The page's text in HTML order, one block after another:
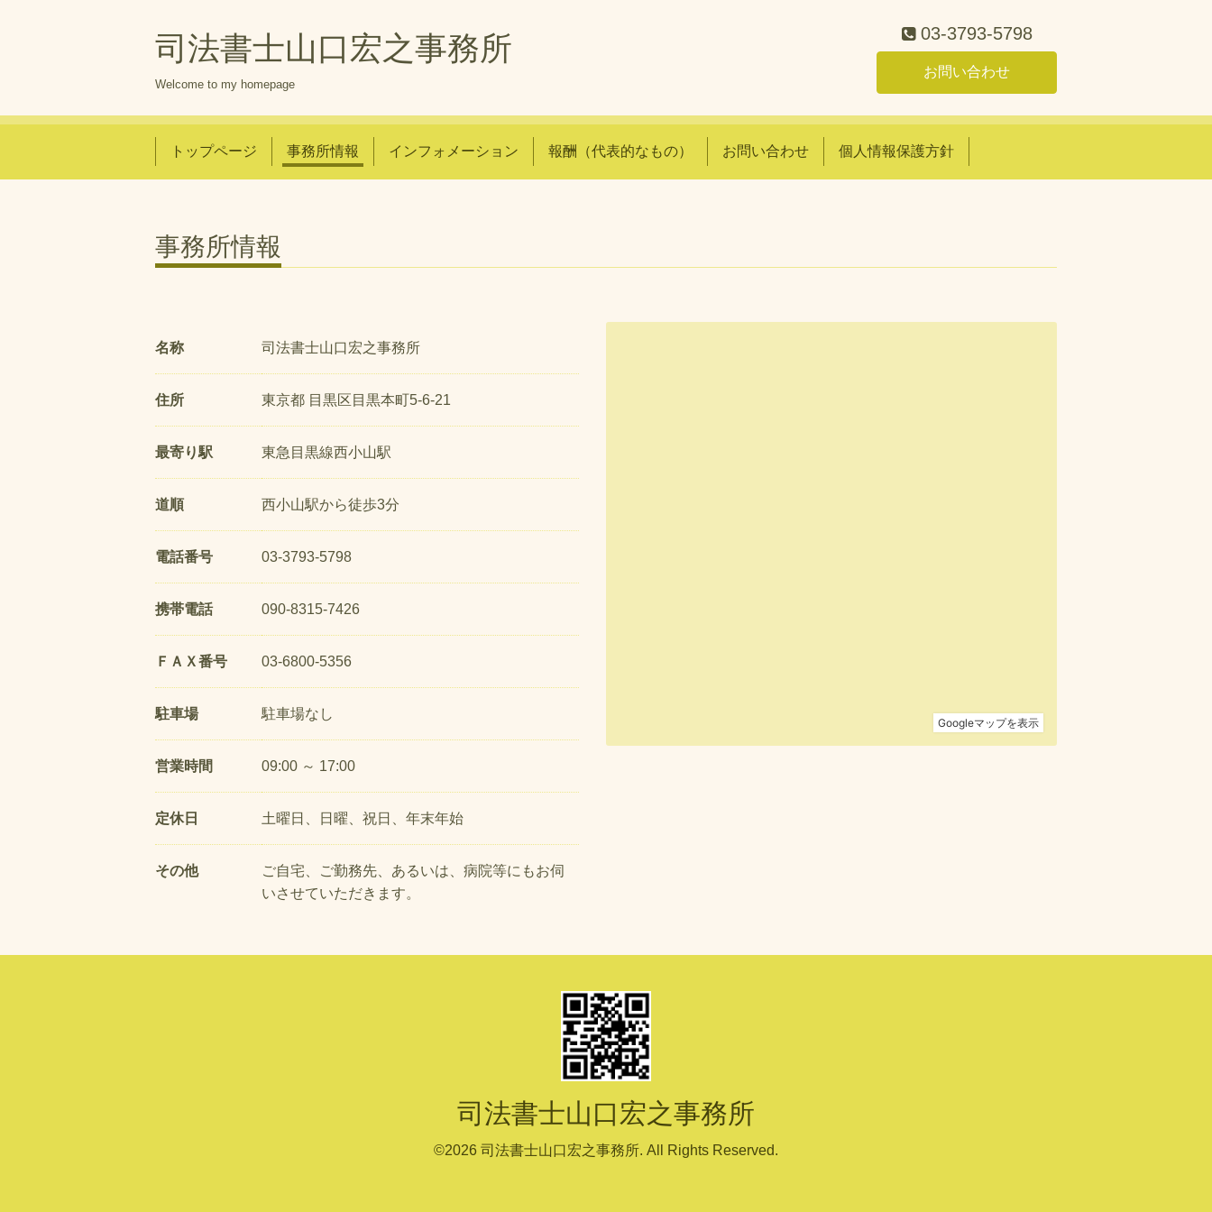
司法書士山口宏之事務所
Welcome to my homepage
03-3793-5798
お問い合わせ
トップページ 事務所情報 インフォメーション 報酬（代表的なもの） お問い合わせ 個人情報保護方針
事務所情報
名称 司法書士山口宏之事務所
住所 東京都 目黒区目黒本町5-6-21
最寄り駅 東急目黒線西小山駅
道順 西小山駅から徒歩3分
電話番号 03-3793-5798
携帯電話 090-8315-7426
ＦＡＸ番号 03-6800-5356
駐車場 駐車場なし
営業時間 09:00 ～ 17:00
定休日 土曜日、日曜、祝日、年末年始
その他
ご自宅、ご勤務先、あるいは、病院等にもお伺
いさせていただきます。
司法書士山口宏之事務所
©2026 司法書士山口宏之事務所. All Rights Reserved.